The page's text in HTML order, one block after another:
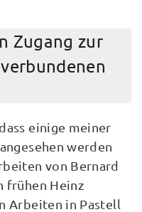
Zugang zur
einige meiner
werden
von Bernard
frühen Heinz
Arbeiten in Pastell